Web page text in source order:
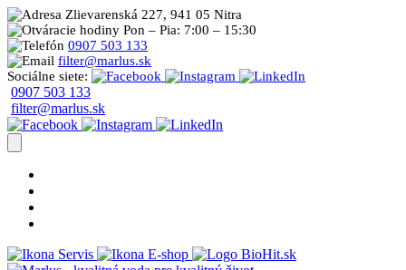
Zlievarenská 227, 941 05 Nitra
Pon – Pia: 7:00 – 15:30
0907 503 133
filter@marlus.sk
Sociálne siete:
0907 503 133
filter@marlus.sk
Servis E-shop